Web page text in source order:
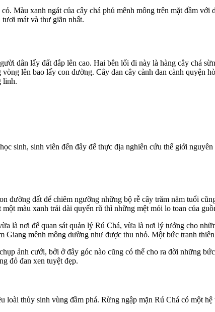
Màu xanh ngát của cây chá phủ mênh mông trên mặt đầm
mát và thư giãn nhất.
dân lấy đất đắp lên cao. Hai bên lối đi này là hàng cây chá
lên bao lấy con đường. Cây đan cây cành đan cành quyện
linh.
sinh, sinh viên đến đây để thực địa nghiên cứu thế giới
đường đất để chiêm ngưỡng những bộ rễ cây trăm năm tuổi
màu xanh trải dài quyến rũ thì những mệt mỏi lo toan của
là nơi để quan sát quản lý Rú Chá, vừa là nơi lý tưởng cho
Giang mênh mông dường như được thu nhỏ. Một bức tranh
ảnh cưới, bởi ở đây góc nào cũng có thể cho ra đời những
đỏ đan xen tuyệt đẹp.
thủy sinh vùng đầm phá. Rừng ngập mặn Rú Chá có một